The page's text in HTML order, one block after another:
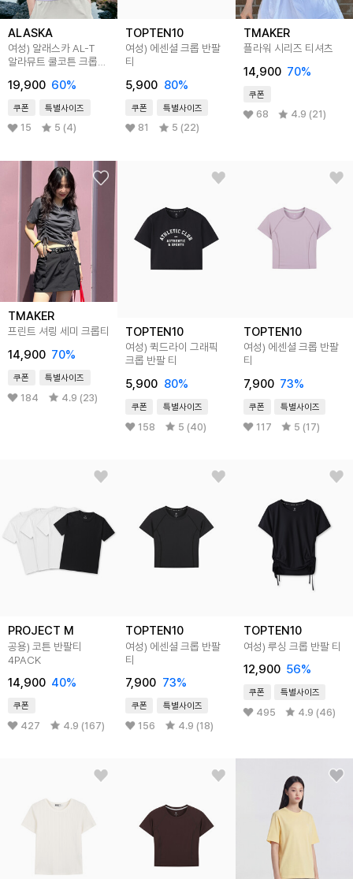
ALASKA
여성) 알래스카 AL-T
알라뮤트 쿨코튼 크롭
19,900 60%
쿠폰 특별사이즈
15 5 (4)
TOPTEN10
여성) 에센셜 크롭 반팔
티
5,900 80%
쿠폰 특별사이즈
81 5 (22)
TMAKER
플라워 시리즈 티셔츠
14,900 70%
쿠폰
68 4.9 (21)
TMAKER
프린트 셔링 세미 크롭티
14,900 70%
쿠폰 특별사이즈
184 4.9 (23)
TOPTEN10
여성) 퀵드라이 그래픽
크롭 반팔 티
5,900 80%
쿠폰 특별사이즈
158 5 (40)
TOPTEN10
여성) 에센셜 크롭 반팔
티
7,900 73%
쿠폰 특별사이즈
117 5 (17)
PROJECT M
공용) 코튼 반팔티
4PACK
14,900 40%
쿠폰
427 4.9 (167)
TOPTEN10
여성) 에센셜 크롭 반팔
티
7,900 73%
쿠폰 특별사이즈
156 4.9 (18)
TOPTEN10
여성) 루싱 크롭 반팔 티
12,900 56%
쿠폰 특별사이즈
495 4.9 (46)